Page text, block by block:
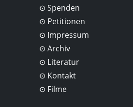
Spenden
Petitionen
Impressum
Archiv
Literatur
Kontakt
Filme